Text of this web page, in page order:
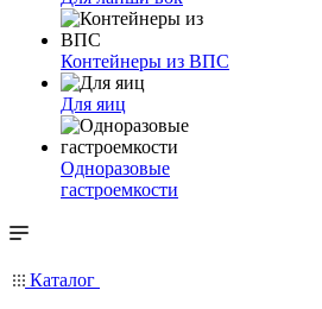
Контейнеры из ВПС
Для яиц
Одноразовые
гастроемкости
Каталог